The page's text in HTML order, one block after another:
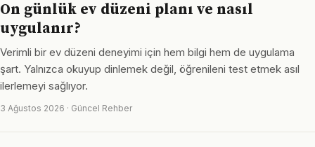
On günlük ev düzeni planı ve nasıl
uygulanır?
Verimli bir ev düzeni deneyimi için hem bilgi hem de uygulama
şart. Yalnızca okuyup dinlemek değil, öğrenileni test etmek asıl
ilerlemeyi sağlıyor.
3 Ağustos 2026 · Güncel Rehber